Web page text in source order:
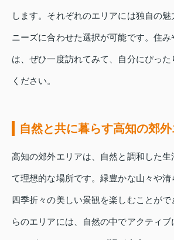
します。それぞれのエリアには独自の
ニーズに合わせた選択が可能です。住み
は、ぜひ一度訪れてみて、自分にぴった
ください。
自然と共に暮らす高知の郊
高知の郊外エリアは、自然と調和した生
て理想的な場所です。緑豊かな山々や清
四季折々の美しい景観を楽しむことが
らのエリアには、自然の中でアクティ